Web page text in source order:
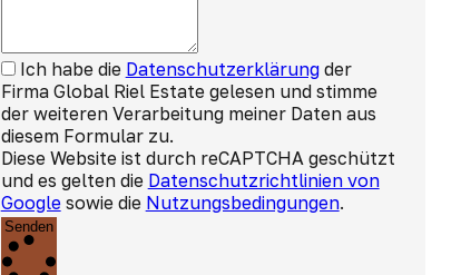
Ich habe die Datenschutzerklärungder
Firma Global Riel Estate gelesen und stimme
der weiteren Verarbeitung meiner Daten aus
diesem Formular zu.
Diese Website ist durch reCAPTCHA geschützt
und es gelten die Datenschutzrichtlinien von
Googlesowie die Nutzungsbedingungen.
Senden